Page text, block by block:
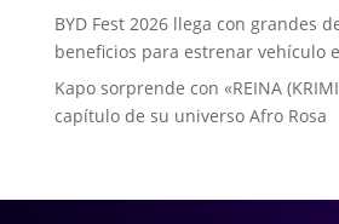
BYD Fest 2026 llega con grandes
beneficios para estrenar vehículo
Kapo sorprende con «REINA
capítulo de su universo Afro Rosa